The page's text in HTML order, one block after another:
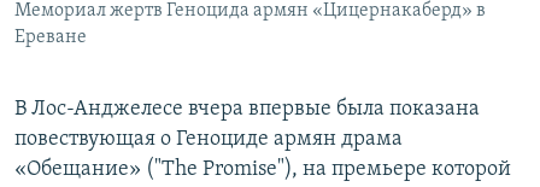
Все сайты Радио Азатутюн
Мемориал жертв Геноцида армян «Цицернакаберд» в
Ереване
В Лос-Анджелесе вчера впервые была показана
повествующая о Геноциде армян драма
«Обещание» ("The Promise"), на премьере которой